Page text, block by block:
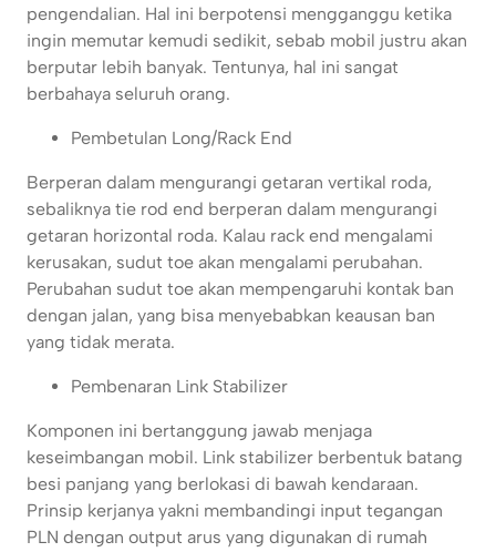
pengendalian. Hal ini berpotensi mengganggu ketika
ingin memutar kemudi sedikit, sebab mobil justru akan
berputar lebih banyak. Tentunya, hal ini sangat
berbahaya seluruh orang.
Pembetulan Long/Rack End
Berperan dalam mengurangi getaran vertikal roda,
sebaliknya tie rod end berperan dalam mengurangi
getaran horizontal roda. Kalau rack end mengalami
kerusakan, sudut toe akan mengalami perubahan.
Perubahan sudut toe akan mempengaruhi kontak ban
dengan jalan, yang bisa menyebabkan keausan ban
yang tidak merata.
Pembenaran Link Stabilizer
Komponen ini bertanggung jawab menjaga
keseimbangan mobil. Link stabilizer berbentuk batang
besi panjang yang berlokasi di bawah kendaraan.
Prinsip kerjanya yakni membandingi input tegangan
PLN dengan output arus yang digunakan di rumah